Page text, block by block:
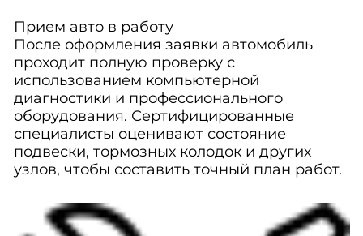
Прием авто в работу
После оформления заявки автомобиль
проходит полную проверку с
использованием компьютерной
диагностики и профессионального
оборудования. Сертифицированные
специалисты оценивают состояние
подвески, тормозных колодок и других
узлов, чтобы составить точный план работ.